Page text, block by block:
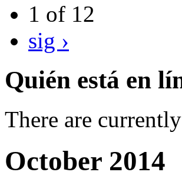
1 of 12
sig ›
Quién está en
There are
October 2014